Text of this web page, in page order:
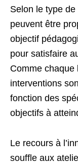
Selon le type
peuvent être
objectif
pour satisfaire
Comme chaque
interventions
fonction des
objectifs à
Le recours à
souffle aux